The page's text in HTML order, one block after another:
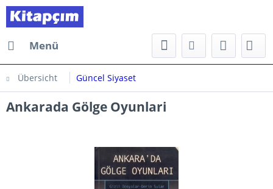
Menü
Übersicht Güncel Siyaset
Ankarada Gölge Oyunlari